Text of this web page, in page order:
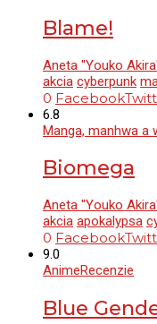
Blame!
Aneta "Youko
akcia cyberpunk
0 Facebook
6.8
Manga, manhwa a
Biomega
Aneta "Youko
akcia apokalypsa
0 Facebook
9.0
AnimeRecenzie
Blue